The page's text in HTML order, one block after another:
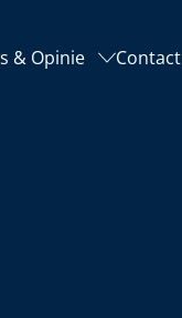
& Opinie Contact